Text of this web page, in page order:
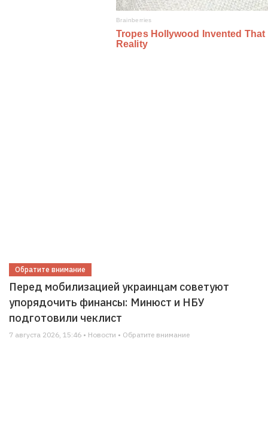
Обратите внимание
Перед мобилизацией украинцам советуют
упорядочить финансы: Минюст и НБУ
подготовили чеклист
7 августа 2026, 15:46 • Новости • Обратите внимание